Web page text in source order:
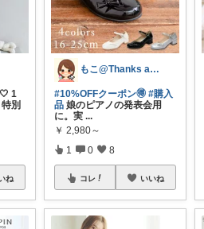
1
別
ね
もこ@Thanks a lot☺︎ ︎
#10%OFFクーポン🉐 #購入
品 娘のピアノの発表会用
に。実 ...
￥ 2,980～
1 0 8
コレ いいね